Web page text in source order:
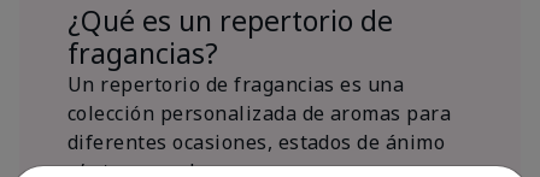
¿Qué es un repertorio de
fragancias?
Un repertorio de fragancias es una
colección personalizada de aromas para
diferentes ocasiones, estados de ánimo
y/o temporadas.